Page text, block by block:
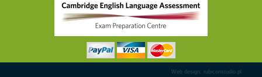
Web design: rubiconstudio.pl